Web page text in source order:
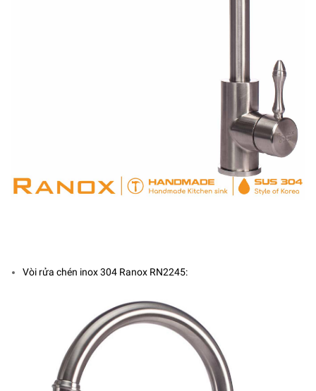
Vòi rửa chén inox 304 Ranox RN2245: